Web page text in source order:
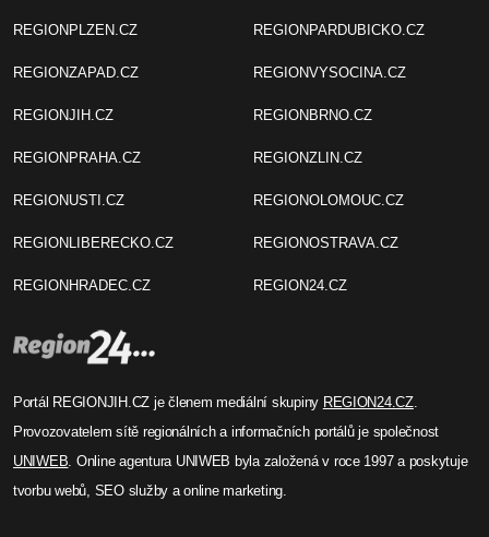
REGIONPLZEN.CZ
REGIONZAPAD.CZ
REGIONJIH.CZ
REGIONPRAHA.CZ
REGIONUSTI.CZ
REGIONLIBERECKO.CZ
REGIONHRADEC.CZ
REGIONPARDUBICKO.CZ
REGIONVYSOCINA.CZ
REGIONBRNO.CZ
REGIONZLIN.CZ
REGIONOLOMOUC.CZ
REGIONOSTRAVA.CZ
REGION24.CZ
Portál REGIONJIH.CZ je členem mediální skupiny REGION24.CZ.
Provozovatelem sítě regionálních a informačních portálů je společnost
UNIWEB. Online agentura UNIWEB byla založená v roce 1997 a poskytuje
tvorbu webů, SEO služby a online marketing.